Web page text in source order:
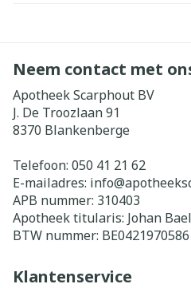
Neem contact met
Apotheek Scarphout BV
J. De Troozlaan 91
8370 Blankenberge
Telefoon: 050 41 21 62
E-mailadres: info@
APB nummer: 310403
Apotheek titularis: Johan
BTW nummer: BE0421970586
Klantenservice